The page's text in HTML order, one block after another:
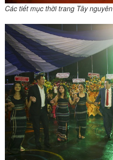
Các tiết mục thời trang Tây nguyên